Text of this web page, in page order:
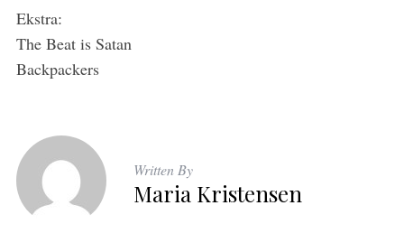
Ekstra:
The Beat is Satan
Backpackers
Written By
Maria Kristensen